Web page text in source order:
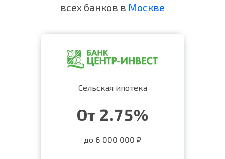
всех банков в Москве
Сельская ипотека
От 2.75%
до 6 000 000 ₽